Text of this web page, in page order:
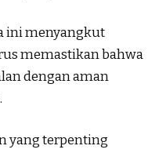
ini menyangkut
memastikan bahwa
dengan aman
yang terpenting